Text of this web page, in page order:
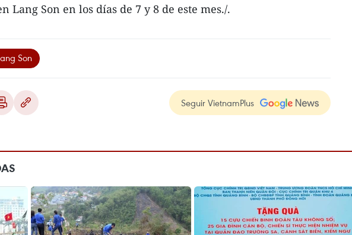
Lang Son en los días de 7 y 8 de este mes./.
Son
Seguir VietnamPlus